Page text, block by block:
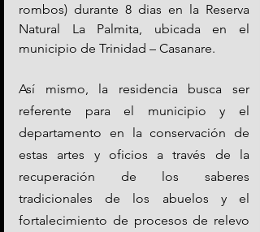
rombos) durante 8 dias en la Reserva
Natural La Palmita, ubicada en el
municipio de Trinidad – Casanare.
Así mismo, la residencia busca ser
referente para el municipio y el
departamento en la conservación de
estas artes y oficios a través de la
recuperación de los saberes
tradicionales de los abuelos y el
fortalecimiento de procesos de relevo